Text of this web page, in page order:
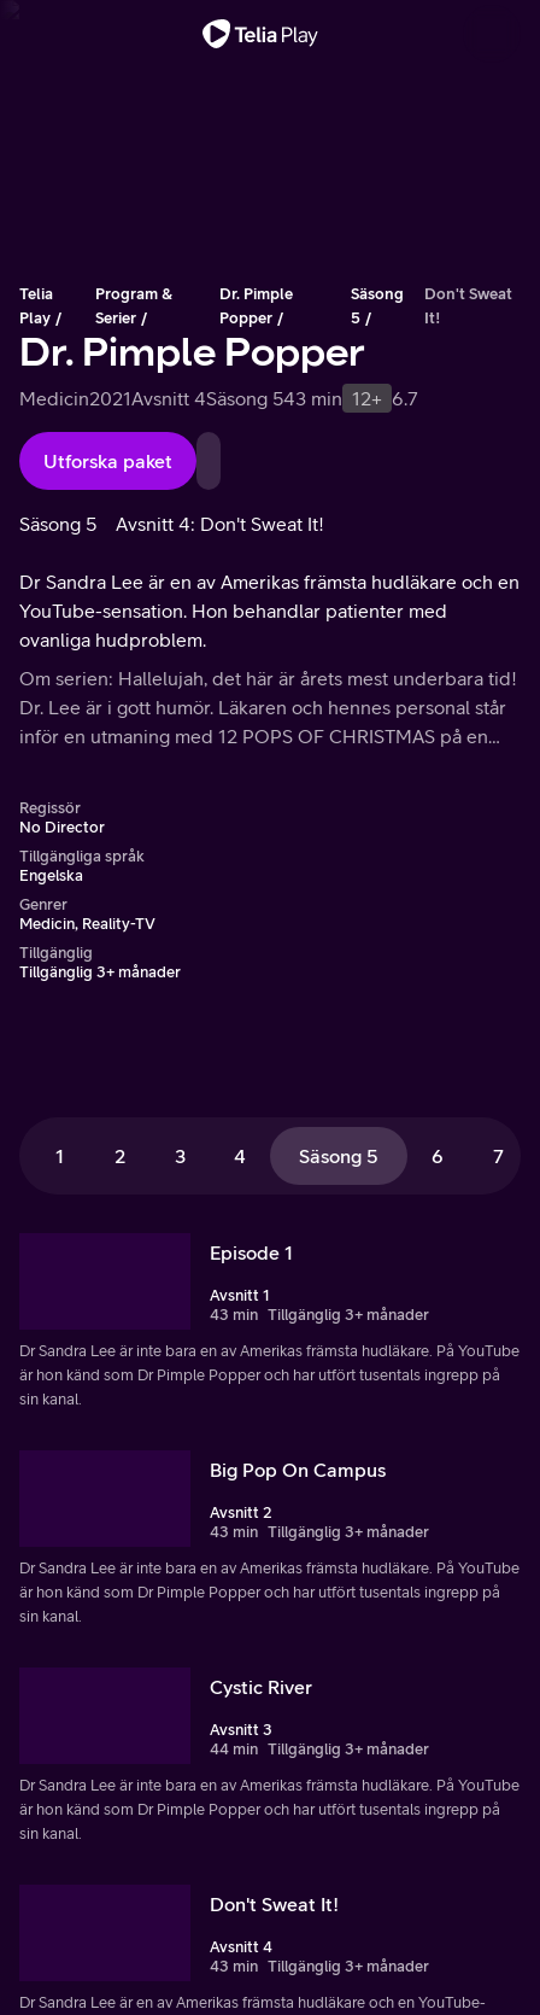
Telia
Play
Program &
Serier
Dr. Pimple
Popper
Säsong
5
Don't Sweat
It!
Dr. Pimple Popper
Medicin2021Avsnitt 4Säsong 543 min 12+ 6.7
Utforska paket
Säsong 5 Avsnitt 4: Don't Sweat It!
Dr Sandra Lee är en av Amerikas främsta hudläkare och en
YouTube-sensation. Hon behandlar patienter med
ovanliga hudproblem.
Om serien: Hallelujah, det här är årets mest underbara tid!
Dr. Lee är i gott humör. Läkaren och hennes personal står
inför en utmaning med 12 POPS OF CHRISTMAS på en
Regissör
No Director
Tillgängliga språk
Engelska
Genrer
Medicin, Reality-TV
Tillgänglig
Tillgänglig 3+ månader
1 2 3 4 Säsong 5 6 7
Episode 1
Avsnitt 1
43 min Tillgänglig 3+ månader
Dr Sandra Lee är inte bara en av Amerikas främsta hudläkare. På YouTube
är hon känd som Dr Pimple Popper och har utfört tusentals ingrepp på
sin kanal.
Big Pop On Campus
Avsnitt 2
43 min Tillgänglig 3+ månader
Dr Sandra Lee är inte bara en av Amerikas främsta hudläkare. På YouTube
är hon känd som Dr Pimple Popper och har utfört tusentals ingrepp på
sin kanal.
Cystic River
Avsnitt 3
44 min Tillgänglig 3+ månader
Dr Sandra Lee är inte bara en av Amerikas främsta hudläkare. På YouTube
är hon känd som Dr Pimple Popper och har utfört tusentals ingrepp på
sin kanal.
Don't Sweat It!
Avsnitt 4
43 min Tillgänglig 3+ månader
Dr Sandra Lee är en av Amerikas främsta hudläkare och en YouTube-